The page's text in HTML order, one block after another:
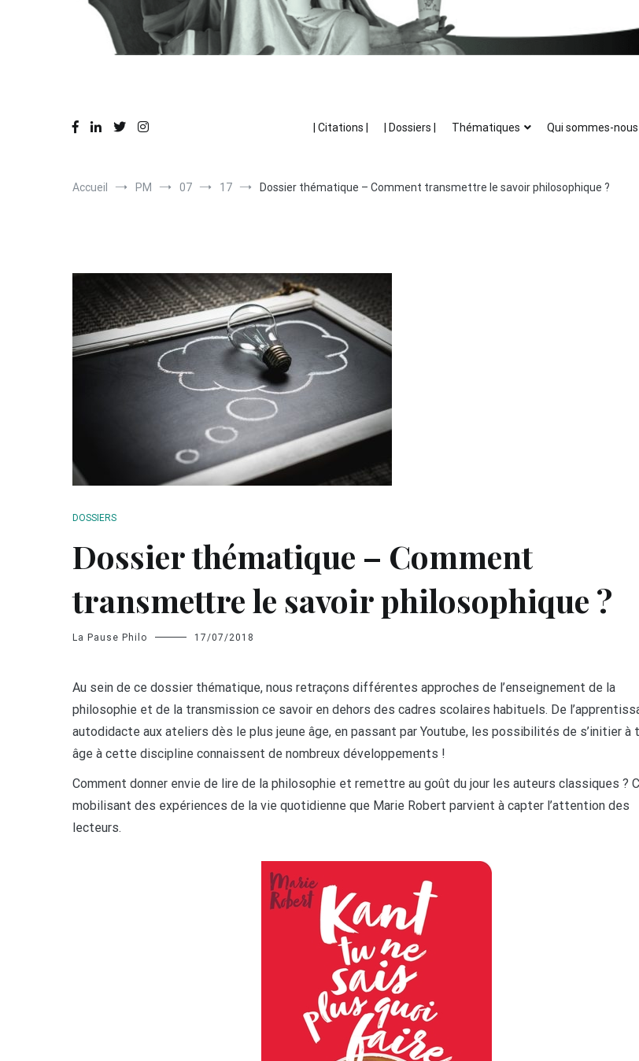
| Citations |
| Dossiers | Thématiques Qui sommes-nous
Accueil PM 07 17 Dossier thématique – Comment transmettre le savoir philosophique ?
DOSSIERS
Dossier thématique – Comment
transmettre le savoir philosophique ?
La Pause Philo 17/07/2018
Au sein de ce dossier thématique, nous retraçons différentes approches de l’enseignement de la
philosophie et de la transmission ce savoir en dehors des cadres scolaires habituels. De
autodidacte aux ateliers dès le plus jeune âge, en passant par Youtube, les possibilités de s’initier à
âge à cette discipline connaissent de nombreux développements !
Comment donner envie de lire de la philosophie et remettre au goût du jour les auteurs classiques ?
mobilisant des expériences de la vie quotidienne que Marie Robert parvient à capter l’attention des
lecteurs.